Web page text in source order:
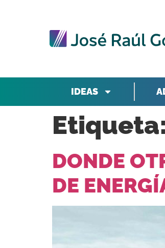
IDEAS
Etiqueta:
DONDE
DE